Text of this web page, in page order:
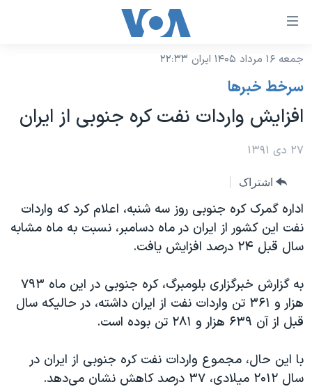
لینکهای
دسترسی
جهش
محتوای
جهش
اصلی
جهش
به
نسخه سبک وب‌سایت
موضوع ها
ایران
آمریکا
جهان
ورزشی
گزیده‌ها
ویژه برنامه‌ها
ویدیوها
فرهنگ و زندگی
اقتصادی
برنامه های تلویزیونی
جدول برنامه ها
صفحه‌های ویژه
جام جهانی ۲۰۲۶
عملیات خشم حماسی
بایگانی برنامه‌های تلویزیونی
مستندها
حمله جمهوری اسلامی به اسرائیل
فرکانس‌های صدای آمریکا
پخش رادیویی
یادگیری زبان انگلیسی
دنبال کنید
جمعه ۱۶ مرداد ۱۴۰۵ ایران ۲۲:۳۳
سرخط خبرها
افزایش واردات نفت کره جنوبی از ایران
۲۷ دی ۱۳۹۱
اشتراک
اداره گمرک کره جنوبی روز سه‌ شنبه، اعلام کرد که واردات
نفت این کشور از ایران در ماه دسامبر، نسبت به ماه مشابه
سال قبل ۲۴ درصد افزایش یافت.
به گزارش خبرگزاری بلومبرگ، کره جنوبی در این ماه ۷۹۳
هزار و ۳۶۱ تن واردات نفت از ایران داشته، در حالیکه سال
قبل از آن ۶۳۹ هزار و ۲۸۱ تن بوده است.
با این حال، مجموع واردات نفت کره جنوبی از ایران در
سال ۲۰۱۲ میلادی، ۳۷ درصد کاهش نشان می‌دهد.